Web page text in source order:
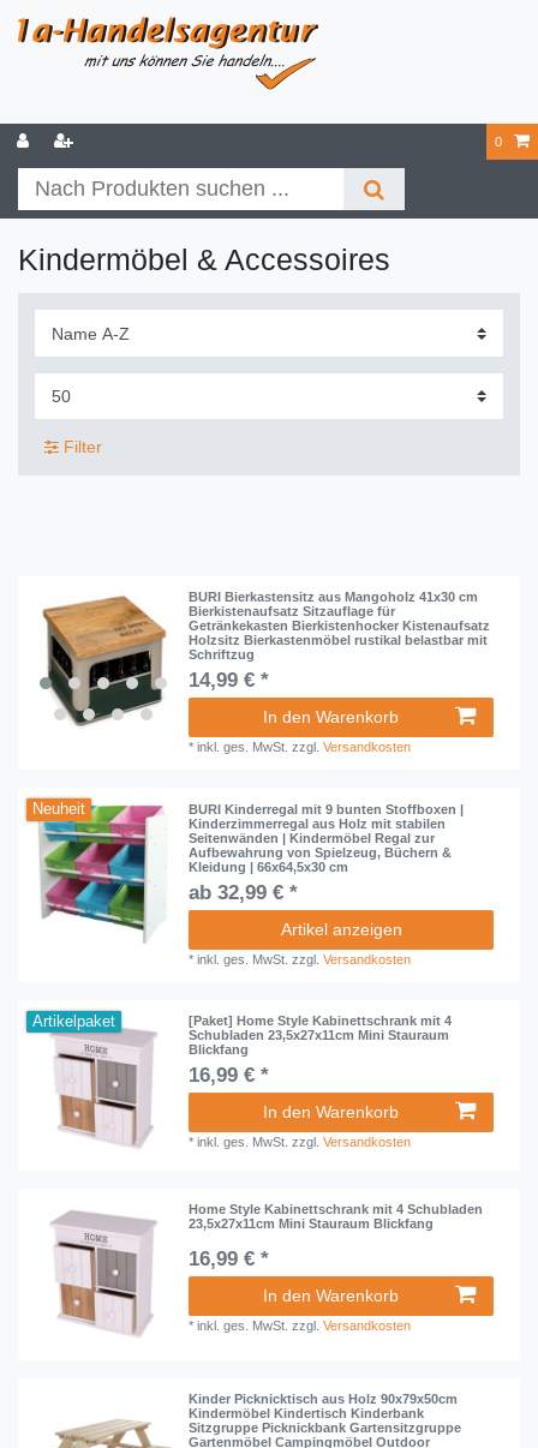
0
Kindermöbel & Accessoires
Filter
BURI Bierkastensitz aus Mangoholz 41x30 cm
Bierkistenaufsatz Sitzauflage für
Getränkekasten Bierkistenhocker Kistenaufsatz
Holzsitz Bierkastenmöbel rustikal belastbar mit
Schriftzug
14,99 € *
In den Warenkorb
*inkl. ges. MwSt. zzgl.Versandkosten
Neuheit
BURI Kinderregal mit 9 bunten Stoffboxen |
Kinderzimmerregal aus Holz mit stabilen
Seitenwänden | Kindermöbel Regal zur
Aufbewahrung von Spielzeug, Büchern &
Kleidung | 66x64,5x30 cm
ab 32,99 € *
Artikel anzeigen
*inkl. ges. MwSt. zzgl.Versandkosten
Artikelpaket
[Paket] Home Style Kabinettschrank mit 4
Schubladen 23,5x27x11cm Mini Stauraum
Blickfang
16,99 € *
In den Warenkorb
*inkl. ges. MwSt. zzgl.Versandkosten
Home Style Kabinettschrank mit 4 Schubladen
23,5x27x11cm Mini Stauraum Blickfang
16,99 € *
In den Warenkorb
*inkl. ges. MwSt. zzgl.Versandkosten
Kinder Picknicktisch aus Holz 90x79x50cm
Kindermöbel Kindertisch Kinderbank
Sitzgruppe Picknickbank Gartensitzgruppe
Gartenmöbel Campingmöbel Outdoor